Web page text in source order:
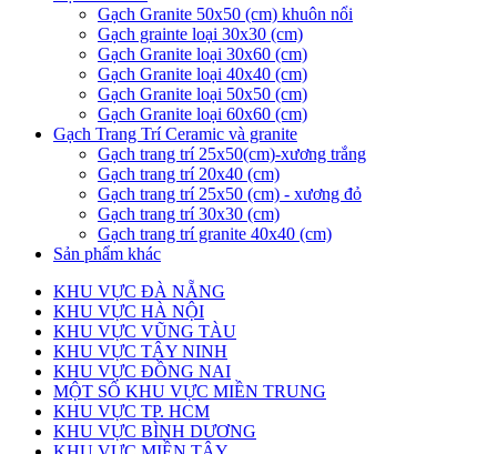
Gạch Granite 50x50 (cm) khuôn nổi
Gạch grainte loại 30x30 (cm)
Gạch Granite loại 30x60 (cm)
Gạch Granite loại 40x40 (cm)
Gạch Granite loại 50x50 (cm)
Gạch Granite loại 60x60 (cm)
Gạch Trang Trí Ceramic và granite
Gạch trang trí 25x50(cm)-xương trắng
Gạch trang trí 20x40 (cm)
Gạch trang trí 25x50 (cm) - xương đỏ
Gạch trang trí 30x30 (cm)
Gạch trang trí granite 40x40 (cm)
Sản phẩm khác
KHU VỰC ĐÀ NẴNG
KHU VỰC HÀ NỘI
KHU VỰC VŨNG TÀU
KHU VỰC TÂY NINH
KHU VỰC ĐỒNG NAI
MỘT SỐ KHU VỰC MIỀN TRUNG
KHU VỰC TP. HCM
KHU VỰC BÌNH DƯƠNG